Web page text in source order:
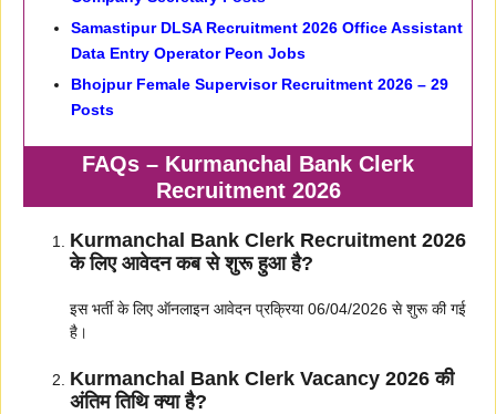
Samastipur DLSA Recruitment 2026 Office Assistant
Data Entry Operator Peon Jobs
Bhojpur Female Supervisor Recruitment 2026 – 29
Posts
FAQs – Kurmanchal Bank Clerk
Recruitment 2026
Kurmanchal Bank Clerk Recruitment 2026
के लिए आवेदन कब से शुरू हुआ है?
इस भर्ती के लिए ऑनलाइन आवेदन प्रक्रिया 06/04/2026 से शुरू की गई
है।
Kurmanchal Bank Clerk Vacancy 2026 की
अंतिम तिथि क्या है?